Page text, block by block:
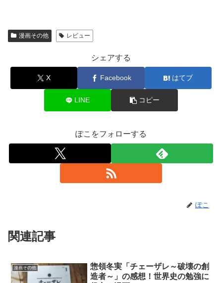
漫画その他 レビュー
シェアする
X Facebook はてブ
LINE コピー
ぽこをフォローする
ぽこ
関連記事
漫画その他
惣領冬実「チェーザレ～破壊の創
造者～」の感想！世界史の勉強に